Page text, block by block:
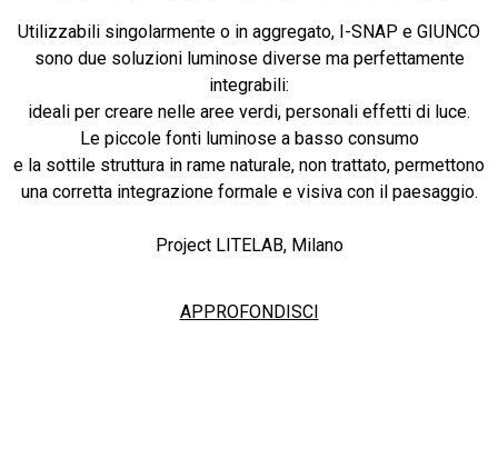
Utilizzabili singolarmente o in aggregato, I-SNAP e GIUNCO
sono due soluzioni luminose diverse ma perfettamente
integrabili:
ideali per creare nelle aree verdi, personali effetti di luce.
Le piccole fonti luminose a basso consumo
e la sottile struttura in rame naturale, non trattato, permettono
una corretta integrazione formale e visiva con il paesaggio.
Project LITELAB, Milano
APPROFONDISCI